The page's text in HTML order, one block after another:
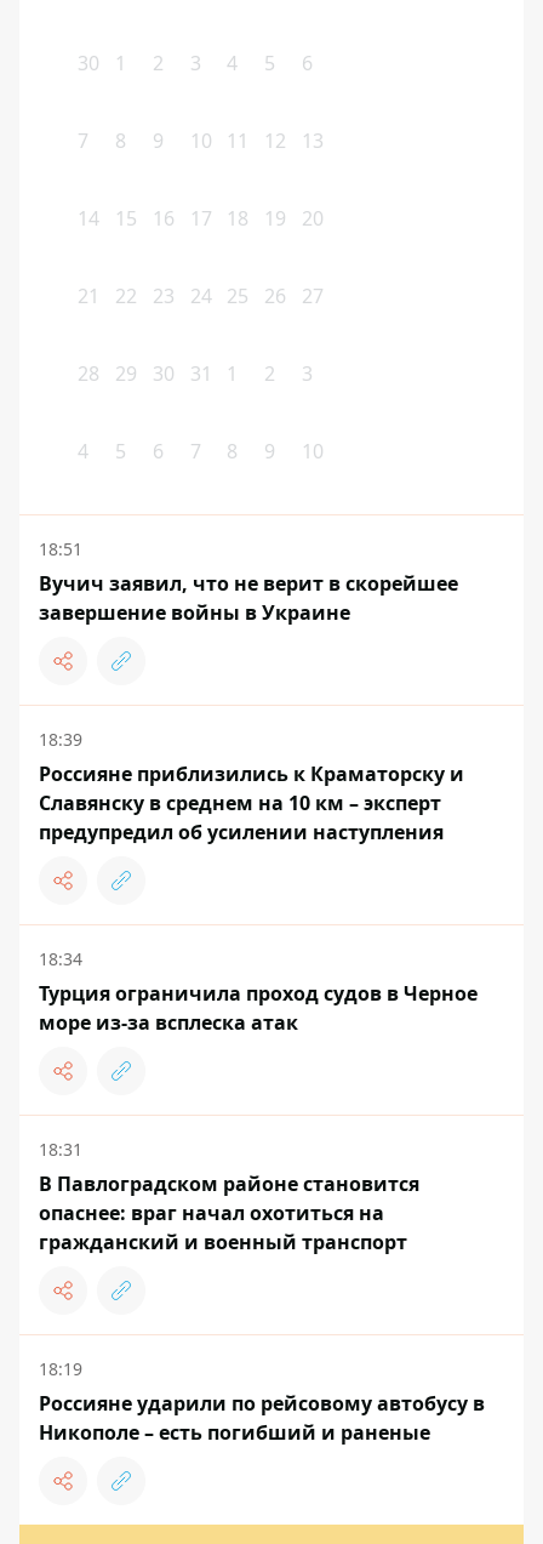
30 1 2 3 4 5 6
7 8 9 10 11 12 13
14 15 16 17 18 19 20
21 22 23 24 25 26 27
28 29 30 31 1 2 3
4 5 6 7 8 9 10
18:51
Вучич заявил, что не верит в скорейшее
завершение войны в Украине
18:39
Россияне приблизились к Краматорску и
Славянску в среднем на 10 км – эксперт
предупредил об усилении наступления
18:34
Турция ограничила проход судов в Черное
море из-за всплеска атак
18:31
В Павлоградском районе становится
опаснее: враг начал охотиться на
гражданский и военный транспорт
18:19
Россияне ударили по рейсовому автобусу в
Никополе – есть погибший и раненые